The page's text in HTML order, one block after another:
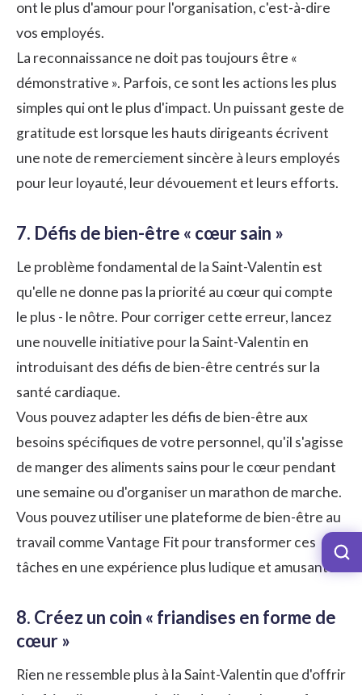
ont le plus d'amour pour l'organisation, c'est-à-dire
vos employés.
La reconnaissance ne doit pas toujours être «
démonstrative ». Parfois, ce sont les actions les plus
simples qui ont le plus d'impact. Un puissant geste de
gratitude est lorsque les hauts dirigeants écrivent
une note de remerciement sincère à leurs employés
pour leur loyauté, leur dévouement et leurs efforts.
7. Défis de bien-être « cœur sain »
Le problème fondamental de la Saint-Valentin est
qu'elle ne donne pas la priorité au cœur qui compte
le plus - le nôtre. Pour corriger cette erreur, lancez
une nouvelle initiative pour la Saint-Valentin en
introduisant des défis de bien-être centrés sur la
santé cardiaque.
Vous pouvez adapter les défis de bien-être aux
besoins spécifiques de votre personnel, qu'il s'agisse
de manger des aliments sains pour le cœur pendant
une semaine ou d'organiser un marathon de marche.
Vous pouvez utiliser une plateforme de bien-être au
travail commeVantage Fit pour transformer ces
tâches en une expérience plus ludique et amusante.
8. Créez un coin « friandises en forme de
cœur »
Rien ne ressemble plus à la Saint-Valentin que d'offrir